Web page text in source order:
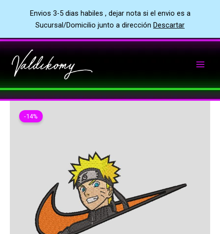
Envios 3-5 dias habiles , dejar nota si el envio es a
Sucursal/Domicilio junto a dirección Descartar
al
contenido
-14%